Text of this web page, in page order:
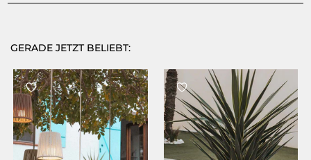
GERADE JETZT BELIEBT: